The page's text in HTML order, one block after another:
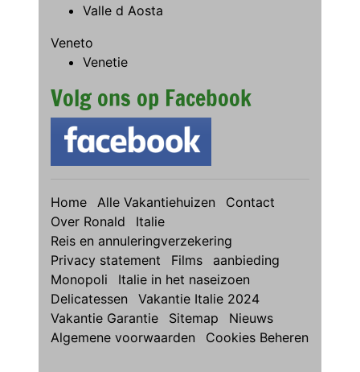
Valle d Aosta
Veneto
Venetie
Volg ons op Facebook
Home Alle Vakantiehuizen
Contact
Over Ronald
Italie
Reis en annuleringverzekering
Privacy statement
Films
aanbieding
Monopoli
Italie in het naseizoen
Delicatessen
Vakantie Italie 2024
Vakantie Garantie
Sitemap
Nieuws
Algemene voorwaarden
Cookies Beheren